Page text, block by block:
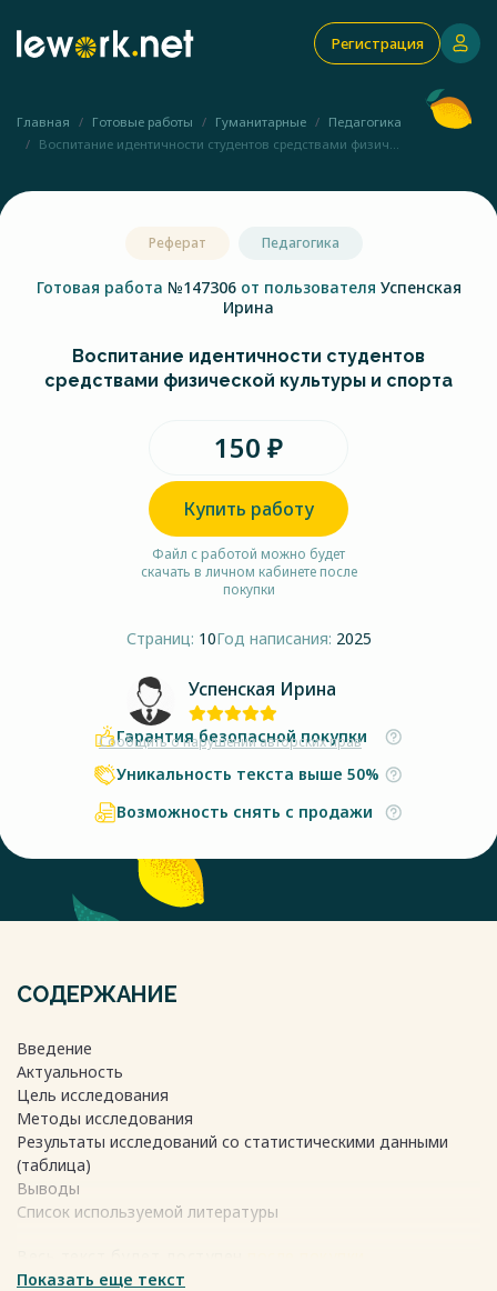
Регистрация
Главная Готовые работы Гуманитарные
Педагогика
Воспитание идентичности студентов средствами физич...
Реферат Педагогика
Готовая работа №147306 от пользователя Успенская
Ирина
Воспитание идентичности студентов
средствами физической культуры и спорта
150 ₽
Купить работу
Файл с работой можно будет
скачать в личном кабинете после
покупки
Страниц: 10Год написания: 2025
Успенская Ирина
Сообщить о нарушении авторских прав
Гарантия безопасной покупки
Уникальность текста выше 50%
Возможность снять с продажи
СОДЕРЖАНИЕ
Введение
Актуальность
Цель исследования
Методы исследования
Результаты исследований со статистическими данными
(таблица)
Выводы
Список используемой литературы
Показать еще текст